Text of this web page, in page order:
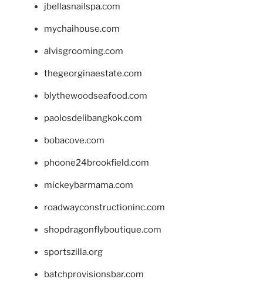
jbellasnailspa.com
mychaihouse.com
alvisgrooming.com
thegeorginaestate.com
blythewoodseafood.com
paolosdelibangkok.com
bobacove.com
phoone24brookfield.com
mickeybarmama.com
roadwayconstructioninc.com
shopdragonflyboutique.com
sportszilla.org
batchprovisionsbar.com